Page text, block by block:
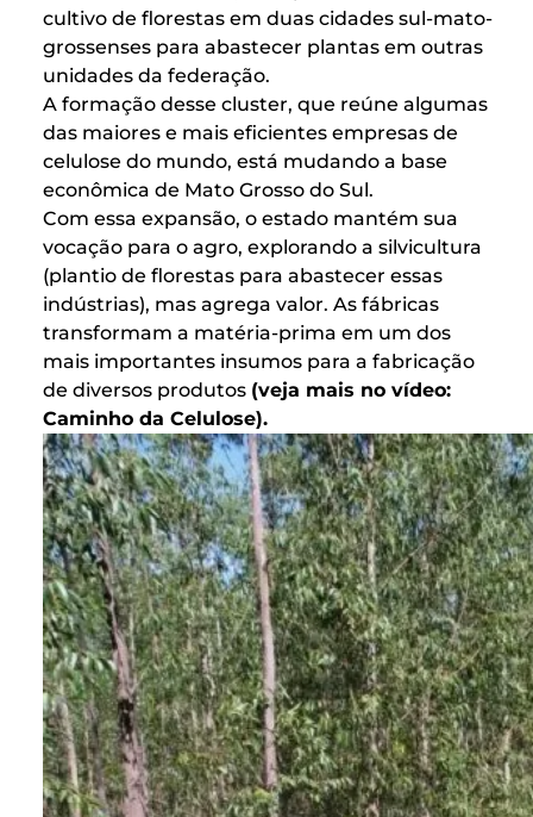
cultivo de florestas em duas cidades sul-mato-
grossenses para abastecer plantas em outras
unidades da federação.
A formação desse cluster, que reúne algumas
das maiores e mais eficientes empresas de
celulose do mundo, está mudando a base
econômica de Mato Grosso do Sul.
Com essa expansão, o estado mantém sua
vocação para o agro, explorando a silvicultura
(plantio de florestas para abastecer essas
indústrias), mas agrega valor. As fábricas
transformam a matéria-prima em um dos
mais importantes insumos para a fabricação
de diversos produtos (veja mais no vídeo:
Caminho da Celulose).